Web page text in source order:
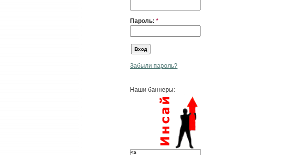
Пароль: *
Забыли пароль?
Наши баннеры: